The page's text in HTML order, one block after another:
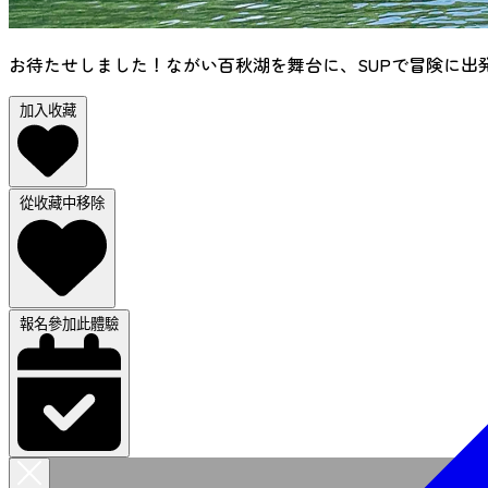
お待たせしました！ながい百秋湖を舞台に、SUPで冒険に出
加入收藏
從收藏中移除
報名參加此體驗